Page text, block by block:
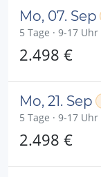
Mo, 07. Sep
5 Tage · 9-17 Uhr
2.498 €
Mo, 21. Sep
5 Tage · 9-17 Uhr
2.498 €